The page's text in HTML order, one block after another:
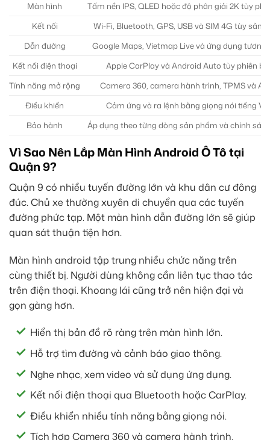
Màn hình
Tấm nền IPS, QLED hoặc độ phân giải 2K tùy
Kết nối
Wi-Fi, Bluetooth, GPS, USB và SIM 4G tùy sản
Dẫn đường
Google Maps, Vietmap Live và ứng dụng tương
Kết nối điện thoại
Apple CarPlay và Android Auto tùy phiên
Tính năng mở rộng
Camera 360, camera hành trình, TPMS và
Điều khiển
Cảm ứng và ra lệnh bằng giọng nói tiếng
Bảo hành
Áp dụng theo từng dòng sản phẩm và chính
Vì Sao Nên Lắp Màn Hình Android Ô Tô tại
Quận 9?
Quận 9 có nhiều tuyến đường lớn và khu dân cư đông
đúc. Chủ xe thường xuyên di chuyển qua các tuyến
đường phức tạp. Một màn hình dẫn đường lớn sẽ giúp
quan sát thuận tiện hơn.
Màn hình android tập trung nhiều chức năng trên
cùng thiết bị. Người dùng không cần liên tục thao tác
trên điện thoại. Khoang lái cũng trở nên hiện đại và
gọn gàng hơn.
Hiển thị bản đồ rõ ràng trên màn hình lớn.
Hỗ trợ tìm đường và cảnh báo giao thông.
Nghe nhạc, xem video và sử dụng ứng dụng.
Kết nối điện thoại qua Bluetooth hoặc CarPlay.
Điều khiển nhiều tính năng bằng giọng nói.
Tích hợp Camera 360 và camera hành trình.